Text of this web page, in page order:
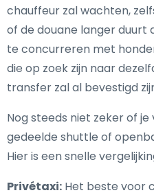
chauffeur zal wachten,
of de douane langer duurt
te concurreren met
die op zoek zijn naar
transfer zal al bevestigd
Nog steeds niet zeker of
gedeelde shuttle of
Hier is een snelle
Privétaxi: Het beste voor